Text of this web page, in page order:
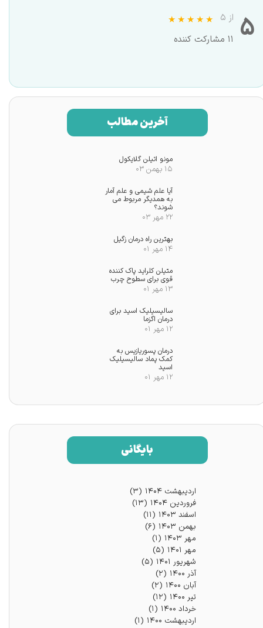
۵ از ۵
۱۱ مشارکت کننده
آخرین مطالب
مونو اتیلن گلایکول
۱۵ بهمن ۰۳
آیا علم شیمی و علم آمار
به همدیگر مربوط می
شوند؟
۲۲ مهر ۰۳
بهترین راه درمان زگیل
۱۴ مهر ۰۱
متیلن کلراید پاک کننده
قوی برای سطوح چرب
۱۳ مهر ۰۱
سالیسیلیک اسید برای
درمان اگزما
۱۲ مهر ۰۱
درمان پسوریازیس به
کمک پماد سالیسیلیک
اسید
۱۲ مهر ۰۱
بایگانی
اردیبهشت ۱۴۰۴
(۳)
فروردین ۱۴۰۴
(۱۳)
اسفند ۱۴۰۳
(۱۱)
بهمن ۱۴۰۳
(۶)
مهر ۱۴۰۳
(۱)
مهر ۱۴۰۱
(۵)
شهریور ۱۴۰۱
(۵)
آذر ۱۴۰۰
(۲)
آبان ۱۴۰۰
(۲)
تیر ۱۴۰۰
(۱۲)
خرداد ۱۴۰۰
(۱)
اردیبهشت ۱۴۰۰
(۱)